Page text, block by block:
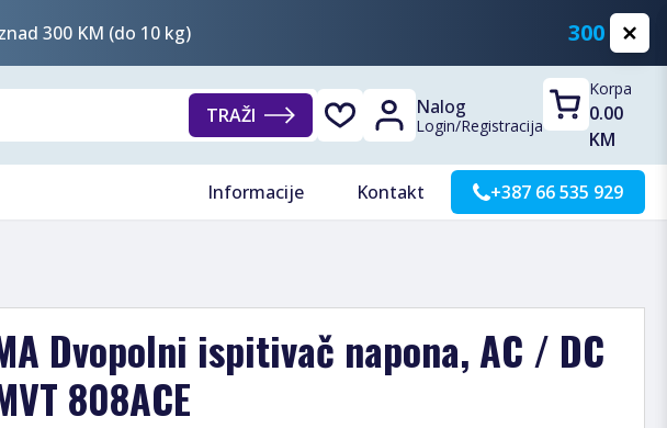
300 KM (do 10 kg) 300 KM
TRAŽI Nalog
Login/Registracija
Korpa
0.00
KM
Informacije Kontakt +387 66 535 929
Dvopolni ispitivač napona, AC / DC
808ACE